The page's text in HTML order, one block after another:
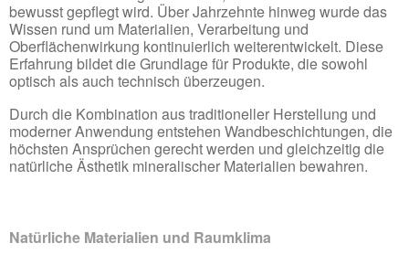
bewusst gepflegt wird. Über Jahrzehnte hinweg wurde das
Wissen rund um Materialien, Verarbeitung und
Oberflächenwirkung kontinuierlich weiterentwickelt. Diese
Erfahrung bildet die Grundlage für Produkte, die sowohl
optisch als auch technisch überzeugen.
Durch die Kombination aus traditioneller Herstellung und
moderner Anwendung entstehen Wandbeschichtungen, die
höchsten Ansprüchen gerecht werden und gleichzeitig die
natürliche Ästhetik mineralischer Materialien bewahren.
Natürliche Materialien und Raumklima